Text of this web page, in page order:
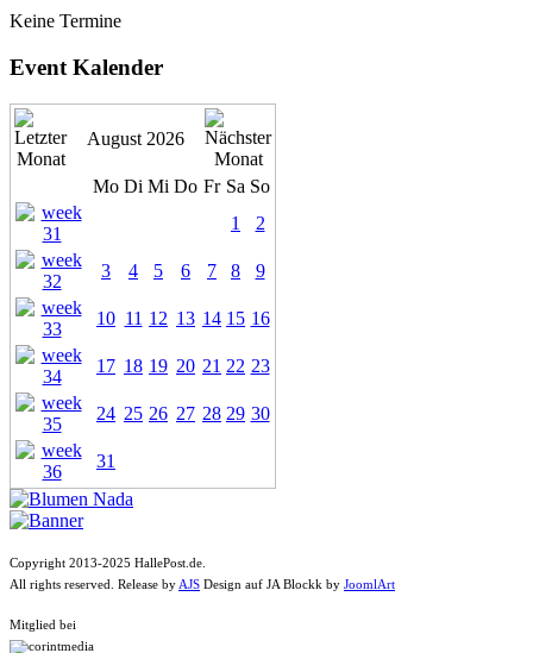
Keine Termine
Event Kalender
August 2026
Mo Di Mi Do Fr Sa So
1
2
3 4 5 6 7 8 9
10 11 12 13 14 15 16
17 18 19 20 21 22 23
24 25 26 27 28 29 30
31
Copyright 2013-2025 HallePost.de.
All rights reserved. Release by AJS Design auf JA Blockk by JoomlArt
Mitglied bei